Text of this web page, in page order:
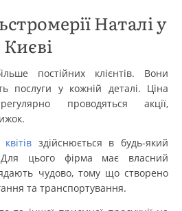
Наталі у
Києві
постійних клієнтів. Вони
послуги у кожній деталі. Ціна
проводяться акції,
здійснюється в будь-який
цього фірма має власний
чудово, тому що створено
та транспортування.